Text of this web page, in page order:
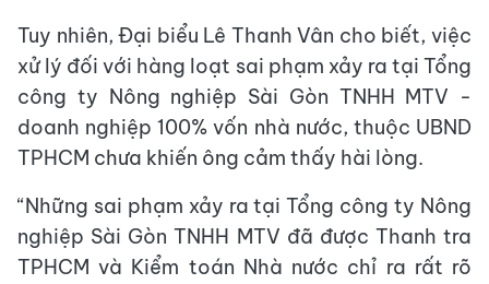
Tuy nhiên, Đại biểu Lê Thanh Vân cho biết, việc
xử lý đối với hàng loạt sai phạm xảy ra tại Tổng
công ty Nông nghiệp Sài Gòn TNHH MTV -
doanh nghiệp 100% vốn nhà nước, thuộc UBND
TPHCM chưa khiến ông cảm thấy hài lòng.
“Những sai phạm xảy ra tại Tổng công ty Nông
nghiệp Sài Gòn TNHH MTV đã được Thanh tra
TPHCM và Kiểm toán Nhà nước chỉ ra rất rõ